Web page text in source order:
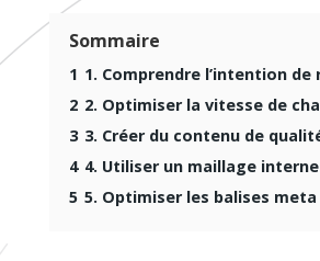
Sommaire
1 1. Comprendre l’intention de
2 2. Optimiser la vitesse de
3 3. Créer du contenu de
4 4. Utiliser un maillage
5 5. Optimiser les balises